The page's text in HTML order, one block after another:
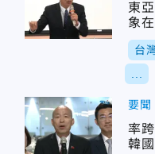
東
象
台
要聞
率
韓